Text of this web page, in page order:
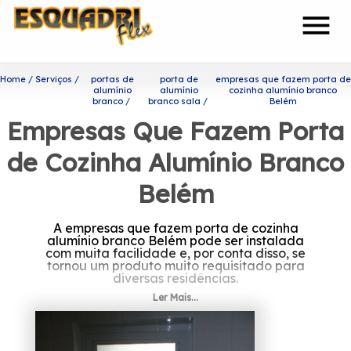
menu
Home Serviços
portas de
alumínio
branco
porta de
alumínio
branco sala
empresas que fazem porta de
cozinha alumínio branco
Belém
Empresas Que Fazem Porta
de Cozinha Alumínio Branco
Belém
A empresas que fazem porta de cozinha
alumínio branco Belém pode ser instalada
com muita facilidade e, por conta disso, se
tornou um produto muito requisitado para
diversas residências.
À procura de empresas que
fazem porta de cozinha
Ler Mais...